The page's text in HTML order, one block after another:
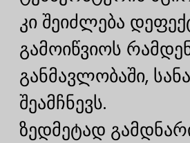
კი შეიძლება
გამოიწვიოს
განმავლობაში,
შეამჩნევს.
ზედმეტად